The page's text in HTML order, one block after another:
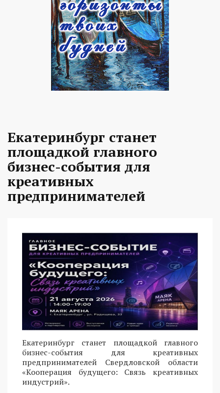
Екатеринбург станет
площадкой главного
бизнес-события для
креативных
предпринимателей
Екатеринбург станет площадкой главного
бизнес-события для креативных
предпринимателей Свердловской области
«Кооперация будущего: Связь креативных
индустрий».